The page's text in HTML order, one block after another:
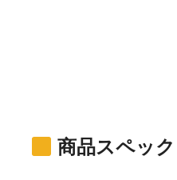
商品スペック